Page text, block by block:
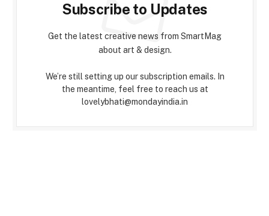
Subscribe to Updates
Get the latest creative news from SmartMag
about art & design.
We’re still setting up our subscription emails. In
the meantime, feel free to reach us at
lovelybhati@mondayindia.in